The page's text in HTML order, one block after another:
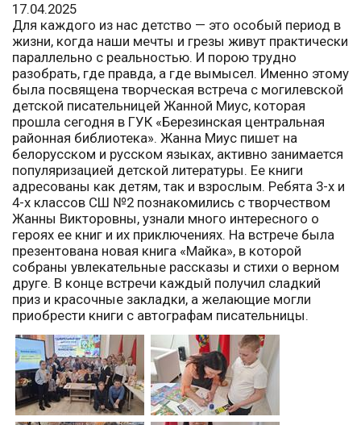
17.04.2025
Для каждого из нас детство — это особый период в
жизни, когда наши мечты и грезы живут практически
параллельно с реальностью. И порою трудно
разобрать, где правда, а где вымысел. Именно этому
была посвящена творческая встреча с могилевской
детской писательницей Жанной Миус, которая
прошла сегодня в ГУК «Березинская центральная
районная библиотека». Жанна Миус пишет на
белорусском и русском языках, активно занимается
популяризацией детской литературы. Ее книги
адресованы как детям, так и взрослым. Ребята 3-х и
4-х классов СШ №2 познакомились с творчеством
Жанны Викторовны, узнали много интересного о
героях ее книг и их приключениях. На встрече была
презентована новая книга «Майка», в которой
собраны увлекательные рассказы и стихи о верном
друге. В конце встречи каждый получил сладкий
приз и красочные закладки, а желающие могли
приобрести книги с автографам писательницы.